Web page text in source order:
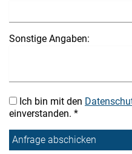
Sonstige Angaben:
Ich bin mit den
einverstanden. *